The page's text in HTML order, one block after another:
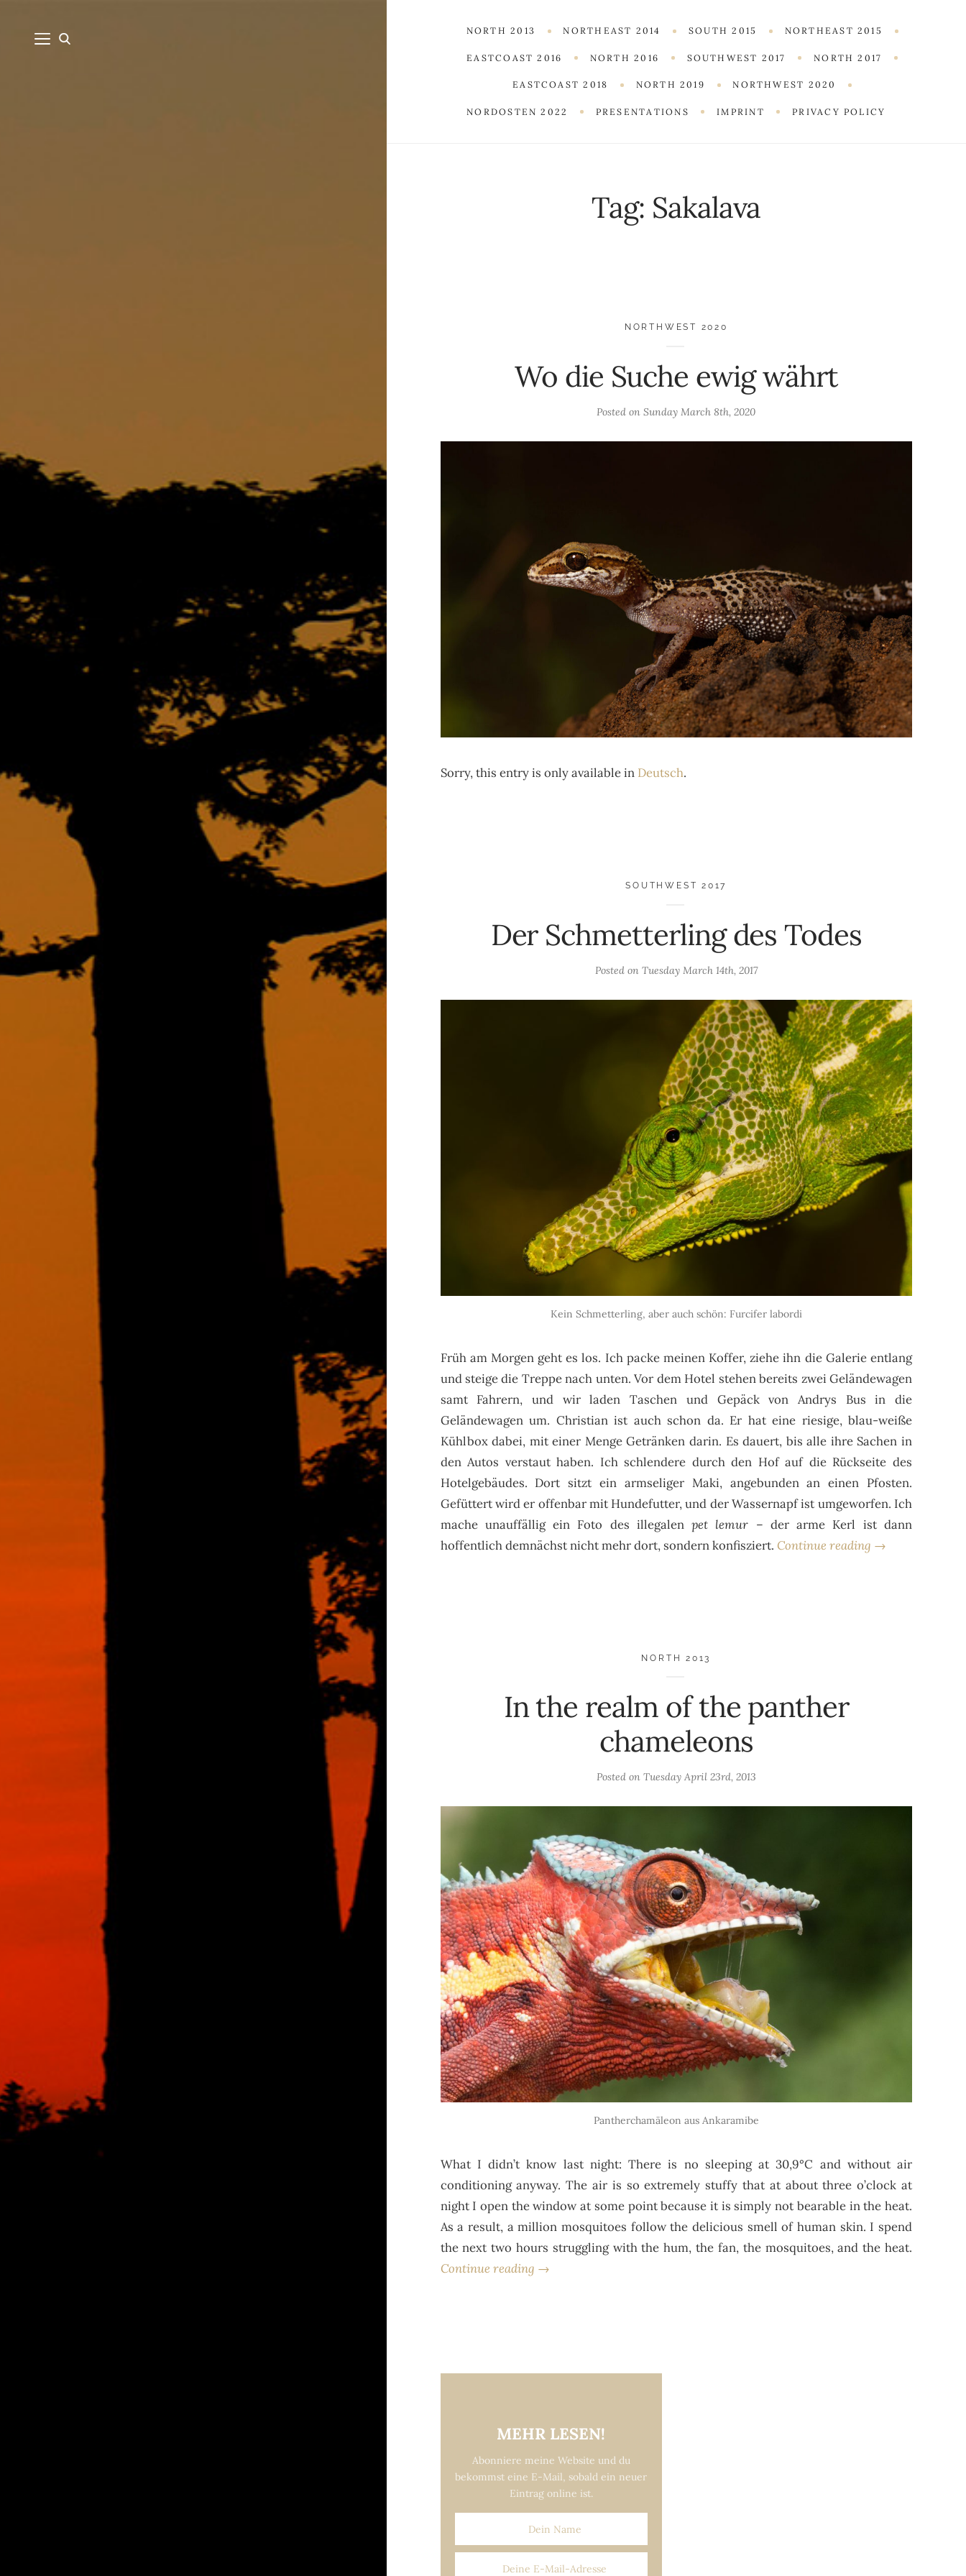
NORTH 2013 NORTHEAST 2014 SOUTH 2015 NORTHEAST 2015
EASTCOAST 2016 NORTH 2016 SOUTHWEST 2017 NORTH 2017
EASTCOAST 2018 NORTH 2019 NORTHWEST 2020
NORDOSTEN 2022 PRESENTATIONS IMPRINT PRIVACY POLICY
Tag: Sakalava
NORTHWEST 2020
Wo die Suche ewig währt
Posted onSunday March 8th, 2020
Sorry, this entry is only available in Deutsch.
SOUTHWEST 2017
Der Schmetterling des Todes
Posted on Tuesday March 14th, 2017
Kein Schmetterling, aber auch schön: Furcifer labordi
Früh am Morgen geht es los. Ich packe meinen Koffer, ziehe ihn die Galerie entlang
und steige die Treppe nach unten. Vor dem Hotel stehen bereits zwei Geländewagen
samt Fahrern, und wir laden Taschen und Gepäck von Andrys Bus in die
Geländewagen um. Christian ist auch schon da. Er hat eine riesige, blau-weiße
Kühlbox dabei, mit einer Menge Getränken darin. Es dauert, bis alle ihre Sachen in
den Autos verstaut haben. Ich schlendere durch den Hof auf die Rückseite des
Hotelgebäudes. Dort sitzt ein armseliger Maki, angebunden an einen Pfosten.
Gefüttert wird er offenbar mit Hundefutter, und der Wassernapf ist umgeworfen. Ich
mache unauffällig ein Foto des illegalenpet lemur – der arme Kerl ist dann
hoffentlich demnächst nicht mehr dort, sondern konfisziert. Continue reading →
NORTH 2013
In the realm of the panther
chameleons
Posted on Tuesday April 23rd, 2013
Pantherchamäleon aus Ankaramibe
What I didn’t know last night: There is no sleeping at 30,9°C and without air
conditioning anyway. The air is so extremely stuffy that at about three o’clock at
night I open the window at some point because it is simply not bearable in the heat.
As a result, a million mosquitoes follow the delicious smell of human skin. I spend
the next two hours struggling with the hum, the fan, the mosquitoes, and the heat.
Continue reading →
MEHR LESEN!
Abonniere meine Website und du
bekommst eine E-Mail, sobald ein neuer
Eintrag online ist.